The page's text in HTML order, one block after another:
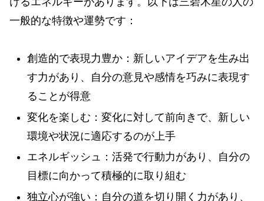
一般的な特徴や運勢です：
創造的で表現力豊か：新しいアイデアを生み出
す力があり、自分の意見や感情を巧みに表現す
ることが得意
変化を楽しむ：変化に対して前向きで、新しい
環境や状況に適応するのが上手
エネルギッシュ：活発で行動力があり、自分の
目標に向かって積極的に取り組む
独立心が強い：自分の道を切り開く力があり、